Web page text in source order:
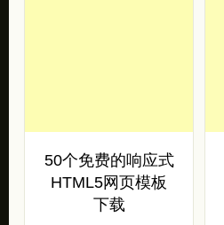
50个免费的响应式
HTML5网页模板
下载